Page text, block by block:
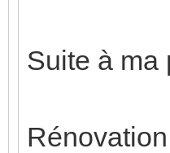
Suite à ma